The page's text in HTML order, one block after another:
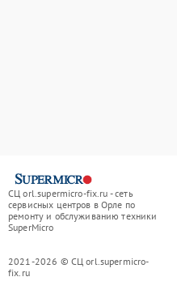
СЦ orl.supermicro-fix.ru - сеть
сервисных центров в Орле по
ремонту и обслуживанию техники
SuperMicro
2021-2026 © СЦ orl.supermicro-
fix.ru